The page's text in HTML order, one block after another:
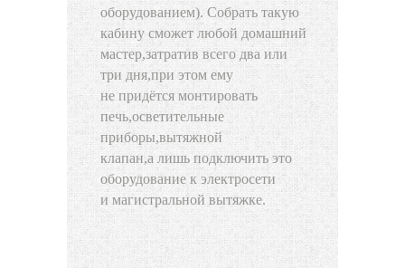
оборудованием). Собрать такую
кабину сможет любой домашний
мастер,затратив всего два или
три дня,при этом ему
не придётся монтировать
печь,осветительные
приборы,вытяжной
клапан,а лишь подключить это
оборудование к электросети
и магистральной вытяжке.